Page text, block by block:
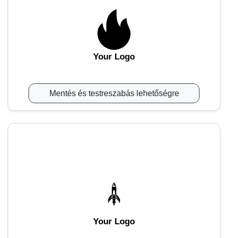
Your Logo
Mentés és testreszabás lehetőségre
Your Logo